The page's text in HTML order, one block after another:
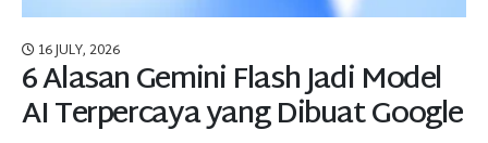
16 JULY, 2026
6 Alasan Gemini Flash Jadi Model
AI Terpercaya yang Dibuat Google